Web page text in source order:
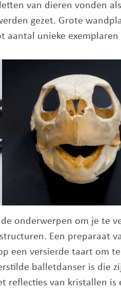
van dieren vonden
gezet. Grote
aantal unieke exemplaren
onderwerpen om je te
Een preparaat
een versierde taart om
balletdanser is die
reflecties van kristallen